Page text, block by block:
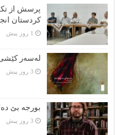
پرسش از
کردستان
1 روز پیش
لەسەر
3 روز پیش
بورجە بێ
3 روز پیش